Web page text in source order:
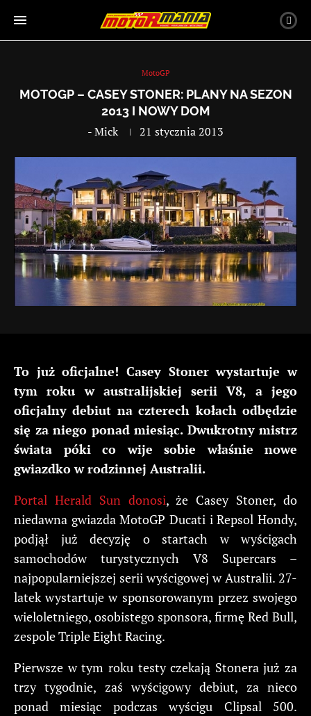
MotoGP
MOTOGP – CASEY STONER: PLANY NA SEZON
2013 I NOWY DOM
-Mick 21 stycznia 2013
To już oficjalne! Casey Stoner wystartuje w
tym roku w australijskiej serii V8, a jego
oficjalny debiut na czterech kołach odbędzie
się za niego ponad miesiąc. Dwukrotny mistrz
świata póki co wije sobie właśnie nowe
gwiazdko w rodzinnej Australii.
Portal Herald Sun donosi, że Casey Stoner, do
niedawna gwiazda MotoGP Ducati i Repsol Hondy,
podjął już decyzję o startach w wyścigach
samochodów turystycznych V8 Supercars –
najpopularniejszej serii wyścigowej w Australii. 27-
latek wystartuje w sponsorowanym przez swojego
wieloletniego, osobistego sponsora, firmę Red Bull,
zespole Triple Eight Racing.
Pierwsze w tym roku testy czekają Stonera już za
trzy tygodnie, zaś wyścigowy debiut, za nieco
ponad miesiąc podczas wyścigu Clipsal 500.